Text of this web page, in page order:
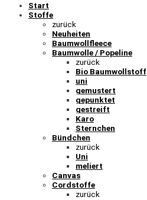
Start
Stoffe
zurück
Neuheiten
Baumwollfleece
Baumwolle / Popeline
zurück
Bio Baumwollstoff
uni
gemustert
gepunktet
gestreift
Karo
Sternchen
Bündchen
zurück
Uni
meliert
Canvas
Cordstoffe
zurück